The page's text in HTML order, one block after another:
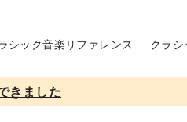
シック音楽リファレンス クラ
きました